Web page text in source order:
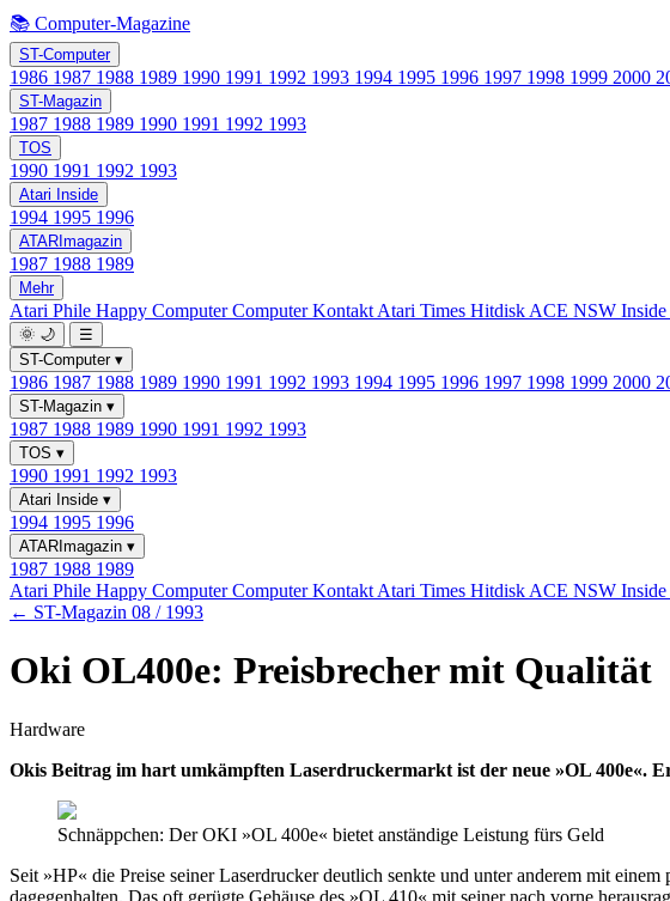
📚 Computer-Magazine
ST-Computer
1986 1987 1988 1989 1990 1991 1992 1993 1994 1995 1996 1997 1998 1999 2000
ST-Magazin
1987 1988 1989 1990 1991 1992 1993
TOS
1990 1991 1992 1993
Atari Inside
1994 1995 1996
ATARImagazin
1987 1988 1989
Mehr
Atari Phile Happy ComputerComputer Kontakt Atari Times Hitdisk ACE NSW
🌞 🌙
☰
ST-Computer ▾
1986 1987 1988 1989 1990 1991 1992 1993 1994 1995 1996 1997 1998 1999 2000
ST-Magazin ▾
1987 1988 1989 1990 1991 1992 1993
TOS ▾
1990 1991 1992 1993
Atari Inside ▾
1994 1995 1996
ATARImagazin ▾
1987 1988 1989
Atari Phile Happy ComputerComputer Kontakt Atari Times Hitdisk ACE NSW
← ST-Magazin 08 / 1993
Oki OL400e: Preisbrecher mit Qualität
Hardware
Okis Beitrag im hart umkämpften Laserdruckermarkt ist der neue »OL 400e«.
Schnäppchen: Der OKI »OL 400e« bietet anständige Leistung fürs Geld
Seit »HP« die Preise seiner Laserdrucker deutlich senkte und unter anderem mit
dagegenhalten. Das oft gerügte Gehäuse des »OL 410« mit seiner nach vorne